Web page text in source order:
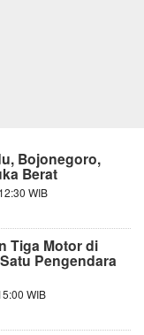
Bojonegoro,
Berat
WIB
Tiga Motor di
Pengendara
WIB